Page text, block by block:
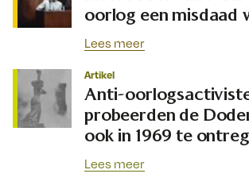
oorlog een misdaad
Lees meer
Artikel
Anti-
probeerden de Dodenherdenking
ook in 1969 te
Lees meer